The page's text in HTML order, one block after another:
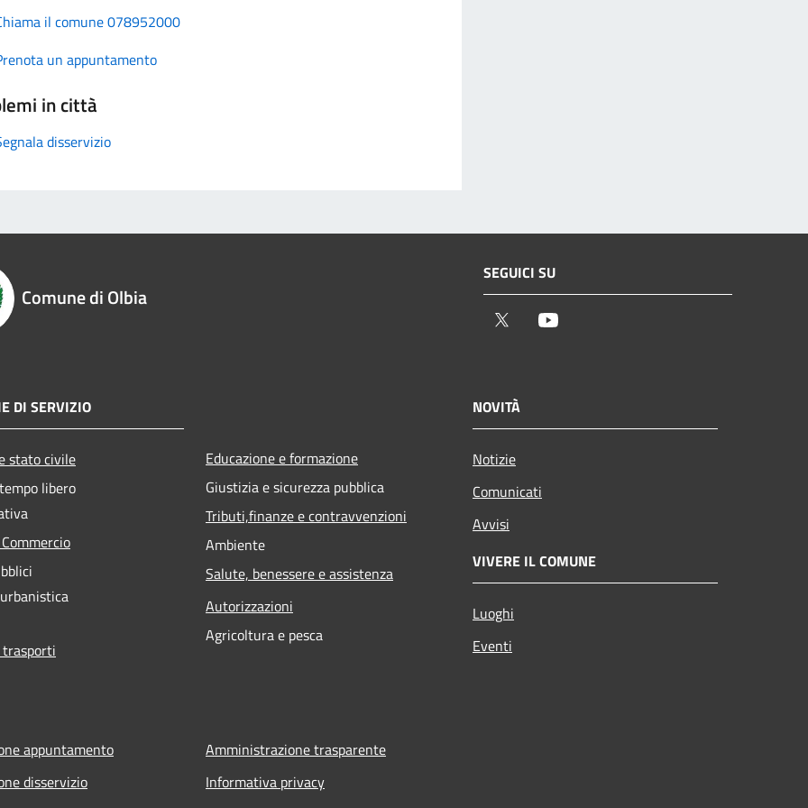
il comune 078952000
un appuntamento
in città
disservizio
Comune di Olbia
SEGUICI SU
Twitter
DI SERVIZIO
stato civile
libero
Educazione e formazione
Giustizia e sicurezza pubblica
Tributi,finanze e contravvenzioni
Ambiente
Salute, benessere e assistenza
Autorizzazioni
Agricoltura e pesca
NOVITÀ
Notizie
Comunicati
Avvisi
VIVERE IL COMUNE
Luoghi
Eventi
appuntamento
disservizio
Amministrazione trasparente
Informativa privacy